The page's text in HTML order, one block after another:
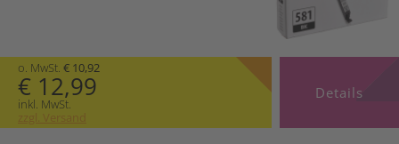
o. MwSt. € 10,92
€ 12,99
inkl. MwSt.
zzgl. Versand
Details